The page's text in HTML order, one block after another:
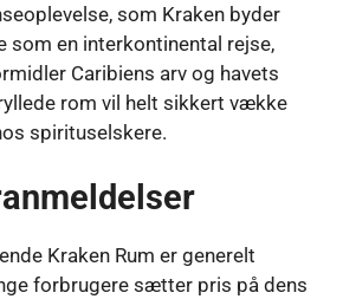
som Kraken byder
som en interkontinental rejse,
Caribiens arv og havets
rom vil helt sikkert vække
spirituselskere.
Kraken Rum er generelt
forbrugere sætter pris på dens